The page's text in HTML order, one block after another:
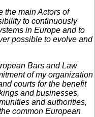
the main Actors of
to continuously
in Europe and to
possible to evolve and
Bars and Law
of my organization
courts for the benefit
and businesses,
and authorities,
common European